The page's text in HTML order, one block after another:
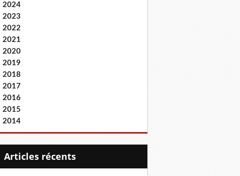
2024
2023
2022
2021
2020
2019
2018
2017
2016
2015
2014
articles récents